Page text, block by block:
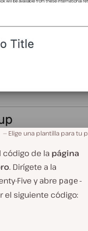
Elige una plantilla para tu
código de la página
. Dirígete a la
Five y abre page-
el siguiente código: